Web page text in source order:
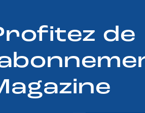
de